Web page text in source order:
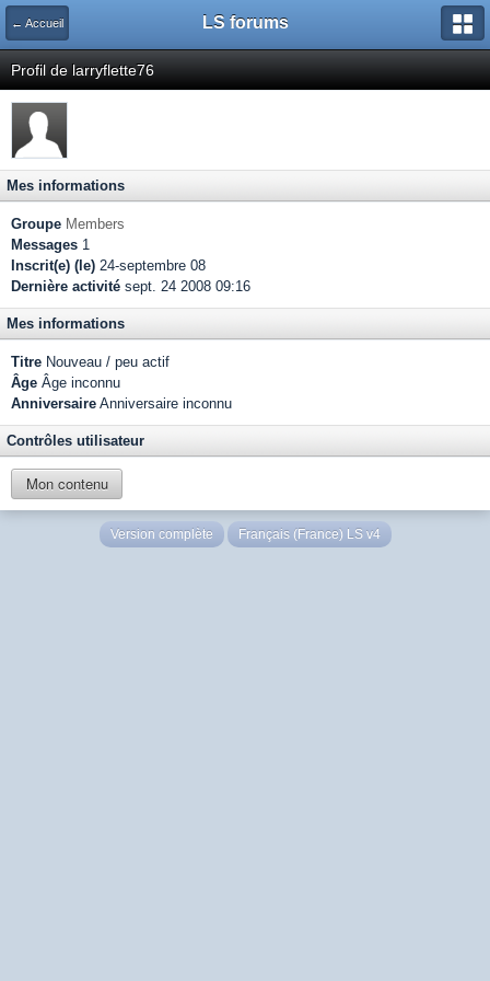
← Accueil LS forums
Profil de larryflette76
Mes informations
Groupe Members
Messages 1
Inscrit(e) (le) 24-septembre 08
Dernière activité sept. 24 2008 09:16
Mes informations
Titre Nouveau / peu actif
Âge Âge inconnu
Anniversaire Anniversaire inconnu
Contrôles utilisateur
Mon contenu
Version complète Français (France) LS v4